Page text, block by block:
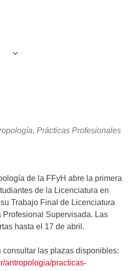
, Prácticas Profesionales
de la FFyH abre la primera
de la Licenciatura en
Trabajo Final de Licenciatura
Supervisada. Las
hasta el 17 de abril.
las plazas disponibles:
antropologia/practicas-